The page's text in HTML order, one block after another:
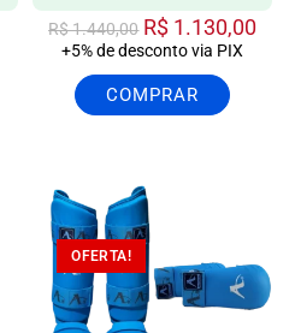
R$1.440,00 R$ 1.130,00
+5% de desconto via PIX
COMPRAR
OFERTA!